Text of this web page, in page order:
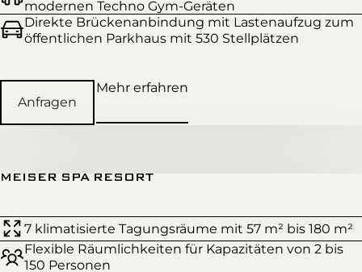
modernen Techno Gym-Geräten
Direkte Brückenanbindung mit Lastenaufzug zum
öffentlichen Parkhaus mit 530 Stellplätzen
Anfragen
Mehr erfahren
MEISER SPA RESORT
7 klimatisierte Tagungsräume mit 57 m² bis 180 m²
Flexible Räumlichkeiten für Kapazitäten von 2 bis
150 Personen